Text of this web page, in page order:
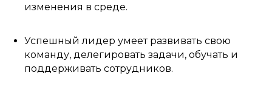
изменения в среде.
Успешный лидер умеет развивать свою
команду, делегировать задачи, обучать и
поддерживать сотрудников.